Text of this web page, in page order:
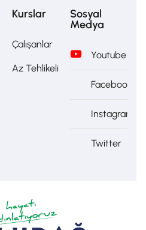
Kurslar
Çalışanlar
Az Tehlikeli
Sosyal
Medya
Youtube
Facebook
Instagram
Twitter